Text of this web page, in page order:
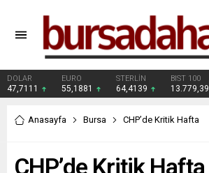
DOLAR
47,7111
EURO
55,1881
STERLİN
64,4139
BIST 100
13.779,39
Anasayfa Bursa CHP’de Kritik Hafta
CHP’de Kritik Hafta